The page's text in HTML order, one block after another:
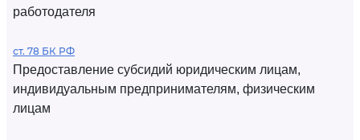
работодателя
ст. 78 БК РФ
Предоставление субсидий юридическим лицам,
индивидуальным предпринимателям, физическим
лицам